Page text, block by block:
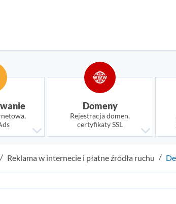
Domeny
Rejestracja domen,
certyfikaty SSL
Reklama w internecie i płatne źródła ruchu